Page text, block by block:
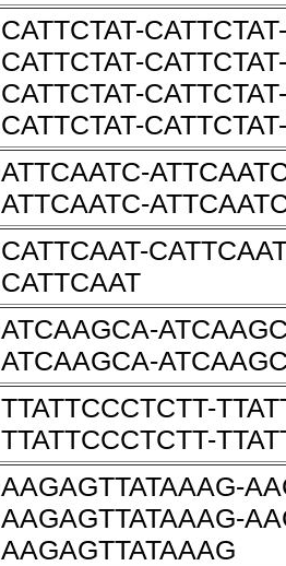
CATTCTAT-
CATTCTAT-
CATTCTAT-
CATTCTAT-
ATTCAATC-
ATTCAATC-
CATTCAAT-
CATTCAAT
ATCAAGCA-
ATCAAGCA-
TTATTCCCTCTT-
TTATTCCCTCTT-
AAGAGTTATAAAG-
AAGAGTTATAAAG-
AAGAGTTATAAAG